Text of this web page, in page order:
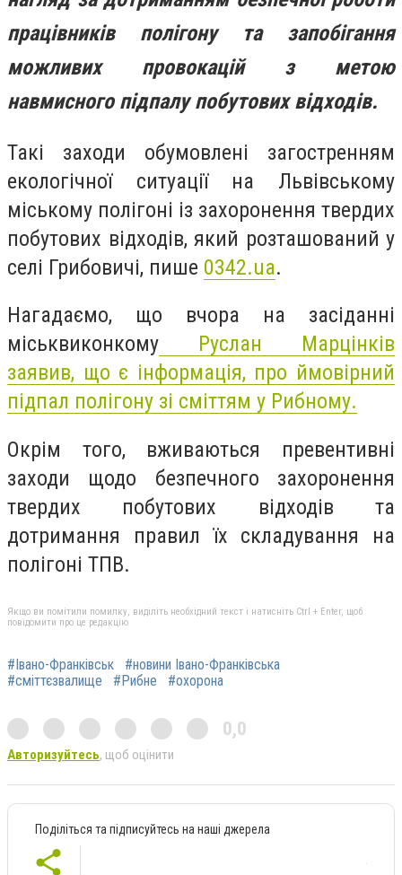
працівників полігону та запобігання
можливих провокацій з метою
навмисного підпалу побутових відходів.
Такі заходи обумовлені загостренням
екологічної ситуації на Львівському
міському полігоні із захоронення твердих
побутових відходів, який розташований у
селі Грибовичі, пише 0342.ua.
Нагадаємо, що вчора на засіданні
міськвиконкому Руслан Марцінків
заявив, що є інформація, про ймовірний
підпал полігону зі сміттям у Рибному.
Окрім того, вживаються превентивні
заходи щодо безпечного захоронення
твердих побутових відходів та
дотримання правил їх складування на
полігоні ТПВ.
Якщо ви помітили помилку, виділіть необхідний текст і натисніть Ctrl + Enter, щоб
повідомити про це редакцію
#Івано-Франківськ
#новини Івано-Франківська
#сміттєзвалище
#Рибне #охорона
0,0
Авторизуйтесь, щоб оцінити
Поділіться та підписуйтесь на наші джерела